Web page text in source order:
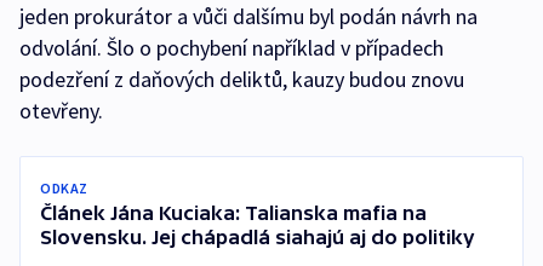
jeden prokurátor a vůči dalšímu byl podán návrh na
odvolání. Šlo o pochybení například v případech
podezření z daňových deliktů, kauzy budou znovu
otevřeny.
ODKAZ
Článek Jána Kuciaka: Talianska mafia na
Slovensku. Jej chápadlá siahajú aj do politiky